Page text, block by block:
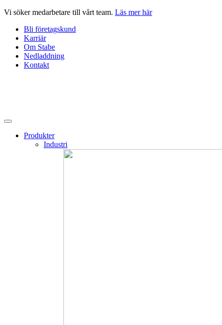
Hoppa
innehåll
Vi söker medarbetare till vårt team. Läs mer här
Bli företagskund
Karriär
Om Stabe
Nedladdning
Kontakt
Produkter
Industri